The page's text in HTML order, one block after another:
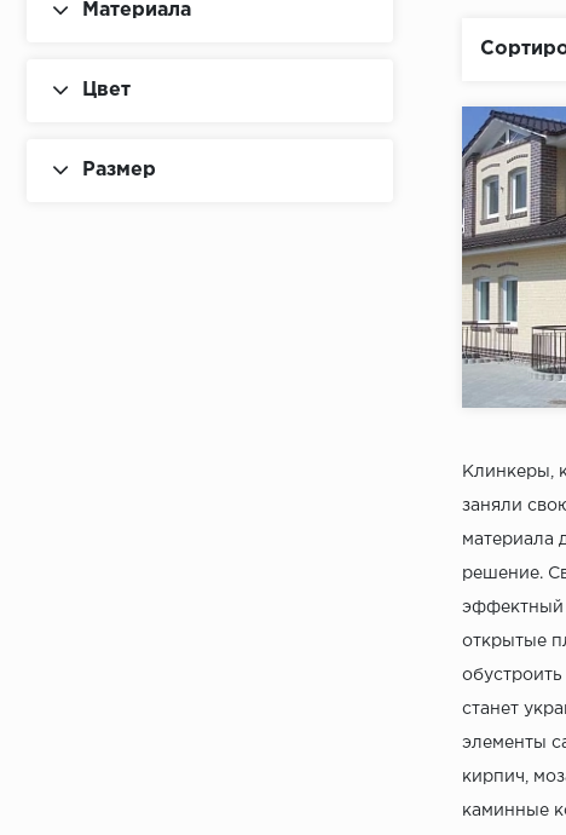
Материала
Цвет
Размер
Коллекция:
Клинкеры,
заняли
материала
решение.
эффектный
открытые
станет
элементы
кирпич,
каминные